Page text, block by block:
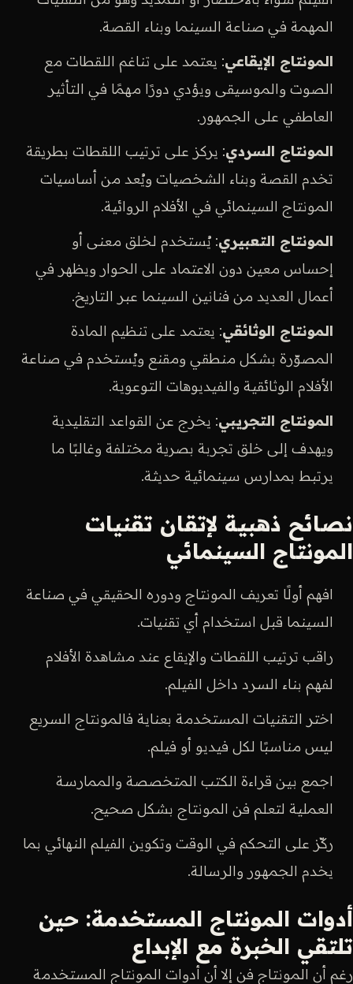
المهمة في صناعة السينما وبناء القصة.
المونتاج الإيقاعي: يعتمد على تناغم اللقطات مع
الصوت والموسيقى ويؤدي دورًا مهمًا في التأثير
العاطفي على الجمهور.
المونتاج السردي: يركز على ترتيب اللقطات بطريقة
تخدم القصة وبناء الشخصيات ويُعد من أساسيات
المونتاج السينمائي في الأفلام الروائية.
المونتاج التعبيري: يُستخدم لخلق معنى أو
إحساس معين دون الاعتماد على الحوار ويظهر في
أعمال العديد من فنانين السينما عبر التاريخ.
المونتاج الوثائقي: يعتمد على تنظيم المادة
المصوّرة بشكل منطقي ومقنع ويُستخدم في صناعة
الأفلام الوثائقية والفيديوهات التوعوية.
المونتاج التجريبي: يخرج عن القواعد التقليدية
ويهدف إلى خلق تجربة بصرية مختلفة وغالبًا ما
يرتبط بمدارس سينمائية حديثة.
نصائح ذهبية لإتقان تقنيات
المونتاج السينمائي
افهم أولًا تعريف المونتاج ودوره الحقيقي في صناعة
السينما قبل استخدام أي تقنيات.
راقب ترتيب اللقطات والإيقاع عند مشاهدة الأفلام
لفهم بناء السرد داخل الفيلم.
اختر التقنيات المستخدمة بعناية فالمونتاج السريع
ليس مناسبًا لكل فيديو أو فيلم.
اجمع بين قراءة الكتب المتخصصة والممارسة
العملية لتعلم فن المونتاج بشكل صحيح.
ركّز على التحكم في الوقت وتكوين الفيلم النهائي بما
يخدم الجمهور والرسالة.
أدوات المونتاج المستخدمة: حين
تلتقي الخبرة مع الإبداع
رغم أن المونتاج فن إلا أن أدوات المونتاج المستخدمة